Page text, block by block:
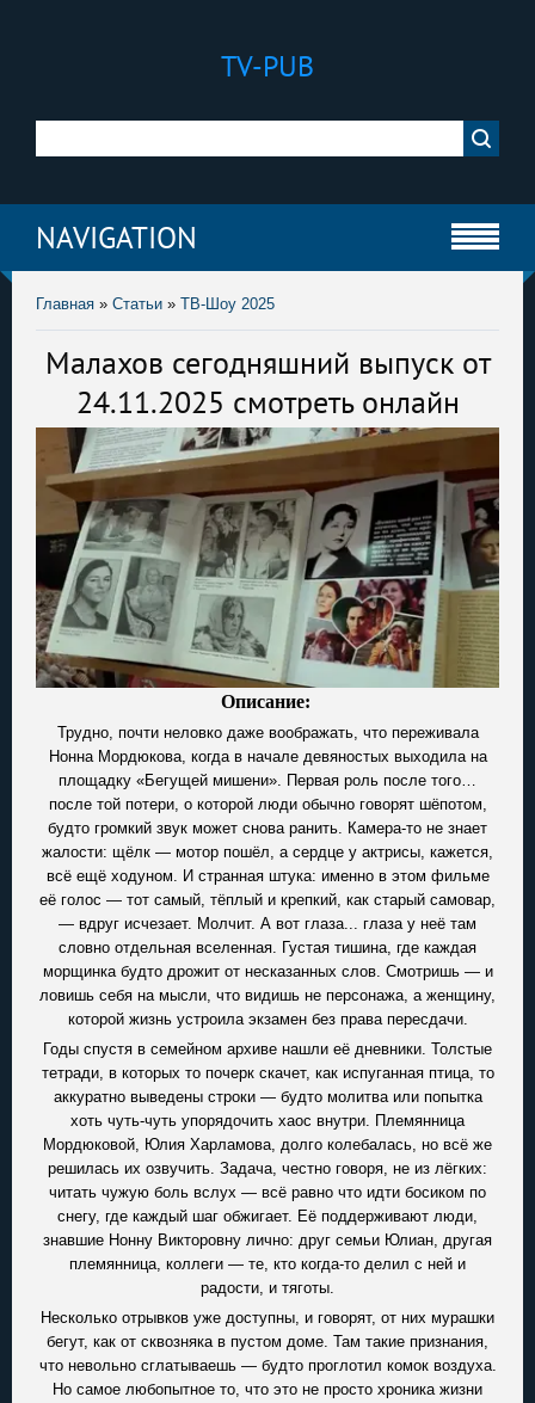
TV-PUB
NAVIGATION
Главная » Статьи » ТВ-Шоу 2025
Малахов сегодняшний выпуск от
24.11.2025 смотреть онлайн
Описание:
Трудно, почти неловко даже воображать, что переживала
Нонна Мордюкова, когда в начале девяностых выходила на
площадку «Бегущей мишени». Первая роль после того…
после той потери, о которой люди обычно говорят шёпотом,
будто громкий звук может снова ранить. Камера-то не знает
жалости: щёлк — мотор пошёл, а сердце у актрисы, кажется,
всё ещё ходуном. И странная штука: именно в этом фильме
её голос — тот самый, тёплый и крепкий, как старый самовар,
— вдруг исчезает. Молчит. А вот глаза... глаза у неё там
словно отдельная вселенная. Густая тишина, где каждая
морщинка будто дрожит от несказанных слов. Смотришь — и
ловишь себя на мысли, что видишь не персонажа, а женщину,
которой жизнь устроила экзамен без права пересдачи.
Годы спустя в семейном архиве нашли её дневники. Толстые
тетради, в которых то почерк скачет, как испуганная птица, то
аккуратно выведены строки — будто молитва или попытка
хоть чуть-чуть упорядочить хаос внутри. Племянница
Мордюковой, Юлия Харламова, долго колебалась, но всё же
решилась их озвучить. Задача, честно говоря, не из лёгких:
читать чужую боль вслух — всё равно что идти босиком по
снегу, где каждый шаг обжигает. Её поддерживают люди,
знавшие Нонну Викторовну лично: друг семьи Юлиан, другая
племянница, коллеги — те, кто когда-то делил с ней и
радости, и тяготы.
Несколько отрывков уже доступны, и говорят, от них мурашки
бегут, как от сквозняка в пустом доме. Там такие признания,
что невольно сглатываешь — будто проглотил комок воздуха.
Но самое любопытное то, что это не просто хроника жизни